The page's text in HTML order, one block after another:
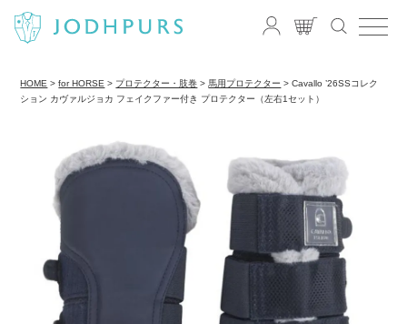
HOME for HORSE プロテクター・肢巻 馬用プロテクター
Cavallo ’26SSコレク
ション カヴァルジョカ フェイクファー付き プロテクター（左右1セット）